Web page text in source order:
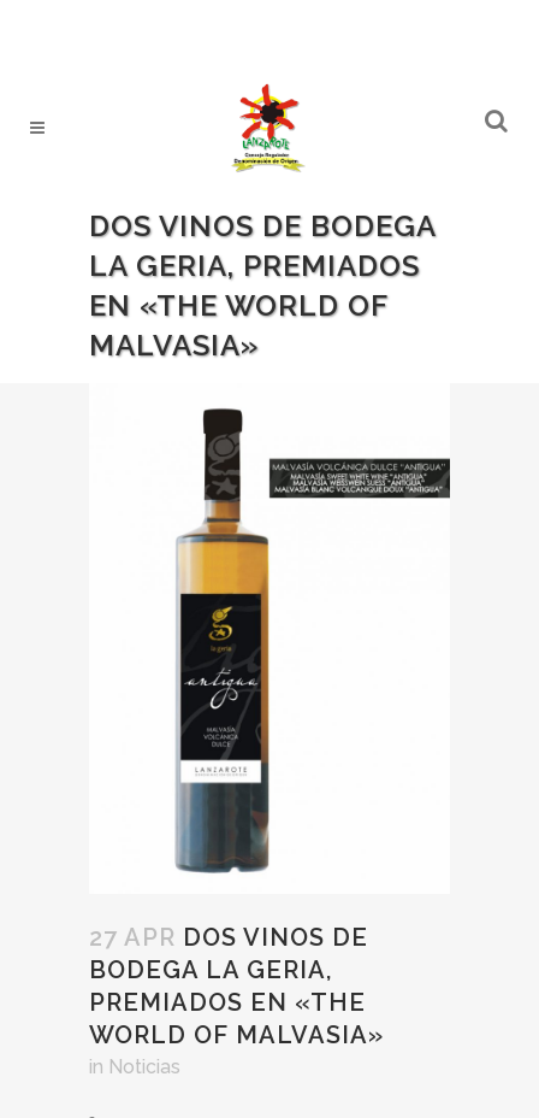
DOS VINOS DE BODEGA
LA GERIA, PREMIADOS
EN «THE WORLD OF
MALVASIA»
27 APR DOS VINOS DE
BODEGA LA GERIA,
PREMIADOS EN «THE
WORLD OF MALVASIA»
in Noticias